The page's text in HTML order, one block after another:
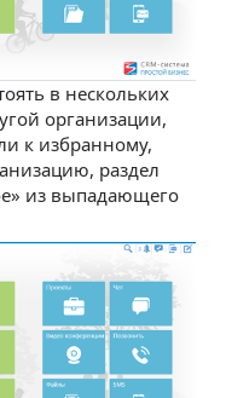
в нескольких
организации,
к избранному,
раздел
из выпадающего